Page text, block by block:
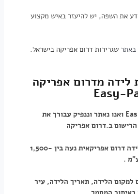
את השפה, יש להיעזר באיש מקצוע
באתרשגרירות דרום אפריקה בישראל.
לידה מדרום אפריקה
ואנו נאתר וננפיק עבורך את
ב.דרום אפריקה
עלות הנפקת תעודת לידה דרום אפריקאית נעה בין 1,500-
.
הלידה, תאריך הלידה, עיר